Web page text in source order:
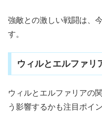
強敵との激しい戦闘は、
す。
ウィルとエルファリ
ウィルとエルファリアの
う影響するかも注目ポイ